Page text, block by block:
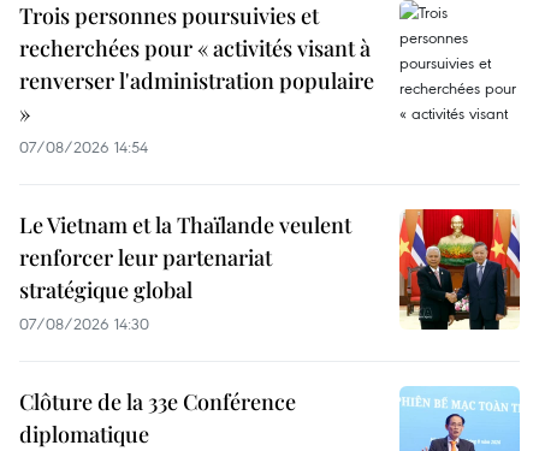
Trois personnes poursuivies et
recherchées pour « activités visant à
renverser l'administration populaire
»
07/08/2026 14:54
Le Vietnam et la Thaïlande veulent
renforcer leur partenariat
stratégique global
07/08/2026 14:30
Clôture de la 33e Conférence
diplomatique